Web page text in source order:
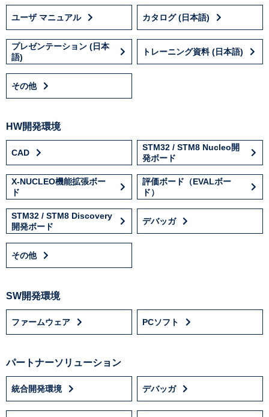
ユーザ マニュアル カタログ (日本語)
プレゼンテーション (日本
語)
トレーニング資料 (日本語)
その他
HW開発環境
CAD
STM32 / STM8 Nucleo開
発ボード
X-NUCLEO機能拡張ボー
ド
評価ボード（EVALボー
ド）
STM32 / STM8 Discovery
開発ボード
デバッガ
その他
SW開発環境
ファームウェア PCソフト
パートナーソリューション
統合開発環境 デバッガ